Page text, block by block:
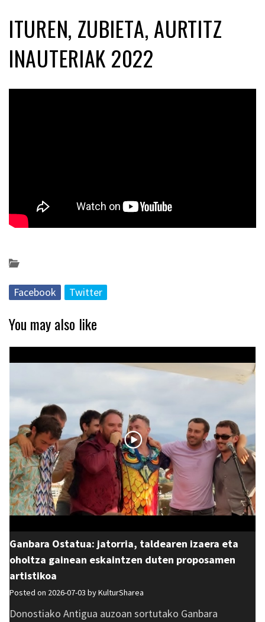
ITUREN, ZUBIETA, AURTITZ
INAUTERIAK 2022
Facebook Twitter
You may also like
Ganbara Ostatua: jatorria, taldearen izaera eta
oholtza gainean eskaintzen duten proposamen
artistikoa
Posted on 2026-07-03 byKulturSharea
Donostiako Antigua auzoan sortutako Ganbara